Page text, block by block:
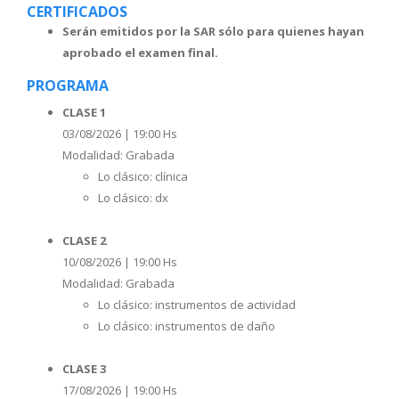
CERTIFICADOS
Serán emitidos por la SAR sólo para quienes hayan
aprobado el examen final.
PROGRAMA
CLASE 1
03/08/2026 | 19:00 Hs
Modalidad: Grabada
Lo clásico: clínica
Lo clásico: dx
CLASE 2
10/08/2026 | 19:00 Hs
Modalidad: Grabada
Lo clásico: instrumentos de actividad
Lo clásico: instrumentos de daño
CLASE 3
17/08/2026 | 19:00 Hs